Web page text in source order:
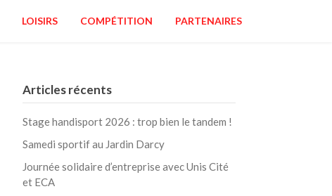
LOISIRS COMPÉTITION PARTENAIRES
Articles récents
Stage handisport 2026 : trop bien le tandem !
Samedi sportif au Jardin Darcy
Journée solidaire d’entreprise avec Unis Cité
et ECA